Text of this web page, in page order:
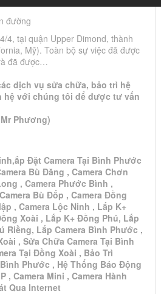
đường
4, tại quận Upper Dimond, thành
Mỹ). Toàn bộ sự việc đã được
đã được…
dịch vụ sửa chữa, bảo trì hệ
hệ với chúng tôi để được tư vấn
Phương)
Đặt Camera Tại Bình Phước
Bù Đăng , Camera Chơn
, Camera Phước Bình ,
Bù Đốp , Camera Đồng
, Camera Lộc Ninh , Lắp K+
Xoài , Lắp K+ Đồng Phú, Lắp
Riềng, Lắp Camera Bình Phước ,
, Sửa Chữa Camera Tại Bình
Tại Đồng Xoài , Bảo Trì
Phước , Hệ Thống Báo Động
, Camera Mini , Camera Hành
Qua Internet